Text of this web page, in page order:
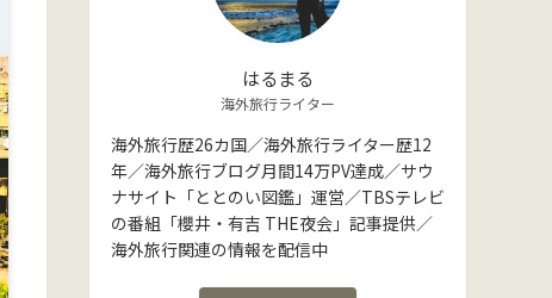
はるまる
海外旅行ライター
海外旅行歴26カ国／海外旅行ライター歴12
年／海外旅行ブログ月間14万PV達成／サウ
ナサイト「ととのい図鑑」運営／TBSテレビ
の番組「櫻井・有吉 THE夜会」記事提供／
海外旅行関連の情報を配信中